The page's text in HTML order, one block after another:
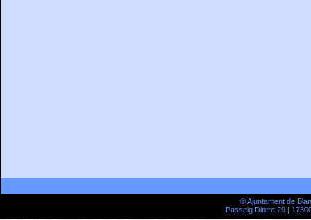
© Ajuntament de
Passeig Dintre 29 |